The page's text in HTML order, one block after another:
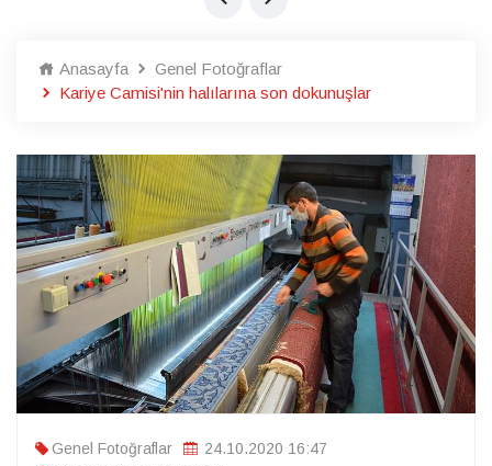
Anasayfa
Genel Fotoğraflar
Kariye Camisi'nin halılarına son dokunuşlar
Genel Fotoğraflar
24.10.2020 16:47